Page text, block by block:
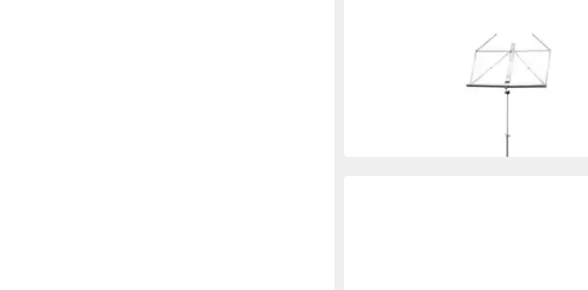
- Notenständer
lieferbar - in 3-4 Werktagen bei dir